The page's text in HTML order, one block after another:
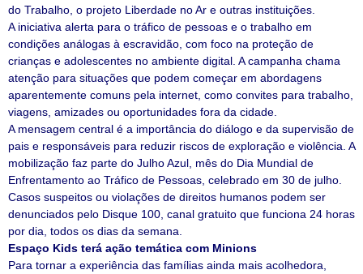
do Trabalho, o projeto Liberdade no Ar e outras instituições.
A iniciativa alerta para o tráfico de pessoas e o trabalho em
condições análogas à escravidão, com foco na proteção de
crianças e adolescentes no ambiente digital. A campanha chama
atenção para situações que podem começar em abordagens
aparentemente comuns pela internet, como convites para trabalho,
viagens, amizades ou oportunidades fora da cidade.
A mensagem central é a importância do diálogo e da supervisão de
pais e responsáveis para reduzir riscos de exploração e violência. A
mobilização faz parte do Julho Azul, mês do Dia Mundial de
Enfrentamento ao Tráfico de Pessoas, celebrado em 30 de julho.
Casos suspeitos ou violações de direitos humanos podem ser
denunciados pelo Disque 100, canal gratuito que funciona 24 horas
por dia, todos os dias da semana.
Espaço Kids terá ação temática com Minions
Para tornar a experiência das famílias ainda mais acolhedora,